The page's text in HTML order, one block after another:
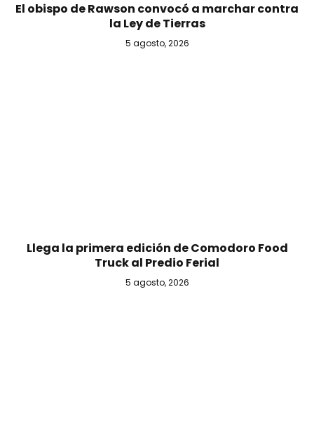
El obispo de Rawson convocó a marchar contra
la Ley de Tierras
5 agosto, 2026
Llega la primera edición de Comodoro Food
Truck al Predio Ferial
5 agosto, 2026